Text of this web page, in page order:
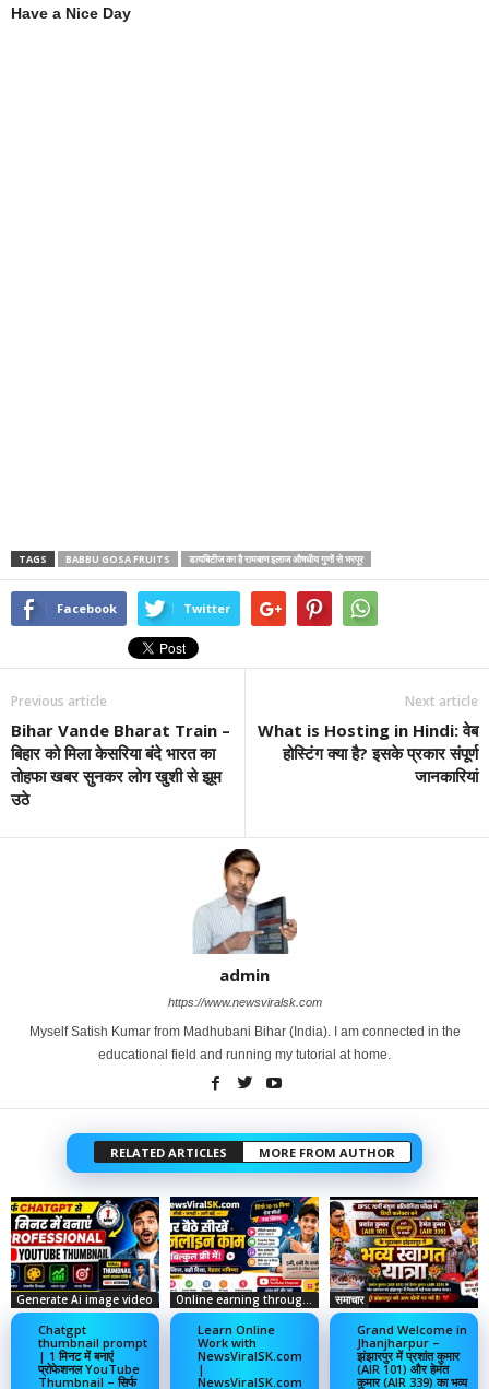
Have a Nice Day
TAGS BABBU GOSA FRUITS डायबिटीज का है रामबाण इलाज औषधीय गुणों से भरपूर
Facebook Twitter
Previous article
Bihar Vande Bharat Train –
बिहार को मिला केसरिया बंदे भारत का
तोहफा खबर सुनकर लोग खुशी से झूम
उठे
Next article
What is Hosting in Hindi: वेब
होस्टिंग क्या है? इसके प्रकार संपूर्ण
जानकारियां
admin
https://www.newsviralsk.com
Myself Satish Kumar from Madhubani Bihar (India). I am connected in the
educational field and running my tutorial at home.
RELATED ARTICLES MORE FROM AUTHOR
Generate Ai image video
Chatgpt
thumbnail prompt
| 1 मिनट में बनाएं
प्रोफेशनल YouTube
Thumbnail – सिर्फ
Online earning through social media
Learn Online
Work with
NewsViralSK.com
|
NewsViralSK.com
समाचार
Grand Welcome in
Jhanjharpur –
झंझारपुर में प्रशांत कुमार
(AIR 101) और हेमंत
कुमार (AIR 339) का भव्य